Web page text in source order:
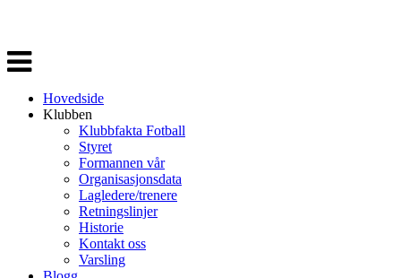
Veksle
navigasjon
Hovedside
Klubben
Klubbfakta Fotball
Styret
Formannen vår
Organisasjonsdata
Lagledere/trenere
Retningslinjer
Historie
Kontakt oss
Varsling